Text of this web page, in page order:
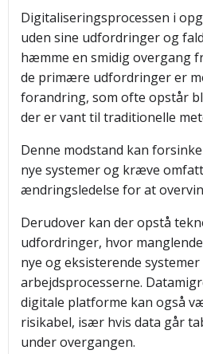
Digitaliseringsprocessen i
uden sine udfordringer og
hæmme en smidig overgang
de primære udfordringer er
forandring, som ofte opstår
der er vant til traditionelle
Denne modstand kan
nye systemer og kræve
ændringsledelse for at
Derudover kan der opstå
udfordringer, hvor
nye og eksisterende
arbejdsprocesserne.
digitale platforme kan også
risikabel, især hvis data går
under overgangen.